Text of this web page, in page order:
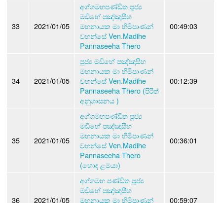
33 2021/01/05
අග්ගමහපණ්ඩිත පූජ්‍ය
මඩිහේ පඤ්ඤාසීහ
මහනායක මා හිමිපාණන්
වහන්සේ Ven.Madihe
Pannaseeha Thero
00:49:03
34 2021/01/05
පූජ්‍ය මඩිහේ පඤ්ඤාසීහ
මහනායක මා හිමිපාණන්
වහන්සේ Ven.Madihe
Pannaseeha Thero (පිරිත්
අනුශාසනය )
00:12:39
35 2021/01/05
අග්ගමහපණ්ඩිත පූජ්‍ය
මඩිහේ පඤ්ඤාසීහ
මහනායක මා හිමිපාණන්
වහන්සේ Ven.Madihe
Pannaseeha Thero
(හොඳ ළමයා)
00:36:01
36 2021/01/05
අග්ගමහ පණ්ඩිත පූජ්‍ය
මඩිහේ පඤ්ඤාසීහ
මහනායක මා හිමිපාණන්
00:59:07